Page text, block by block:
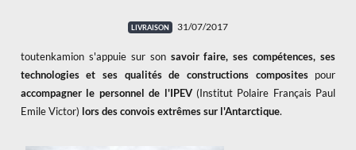
31/07/2017
toutenkamion s'appuie sur son savoir faire, ses compétences, ses
technologies et ses qualités de constructions compositespour
accompagner le personnel de l'IPEV (Institut Polaire Français Paul
Emile Victor) lors des convois extrêmes sur l'Antarctique.